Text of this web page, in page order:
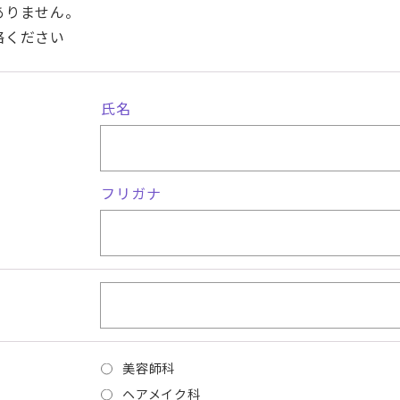
ません。
ださい
氏名
フリガナ
美容師科
ヘアメイク科